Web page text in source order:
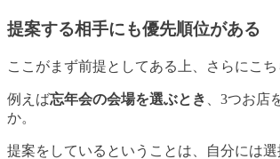
提案する相手にも優先順位がある
ここがまず前提としてある上、さらにこち
例えば忘年会の会場を選ぶとき
、3つお
か。
提案をしているということは、自分には